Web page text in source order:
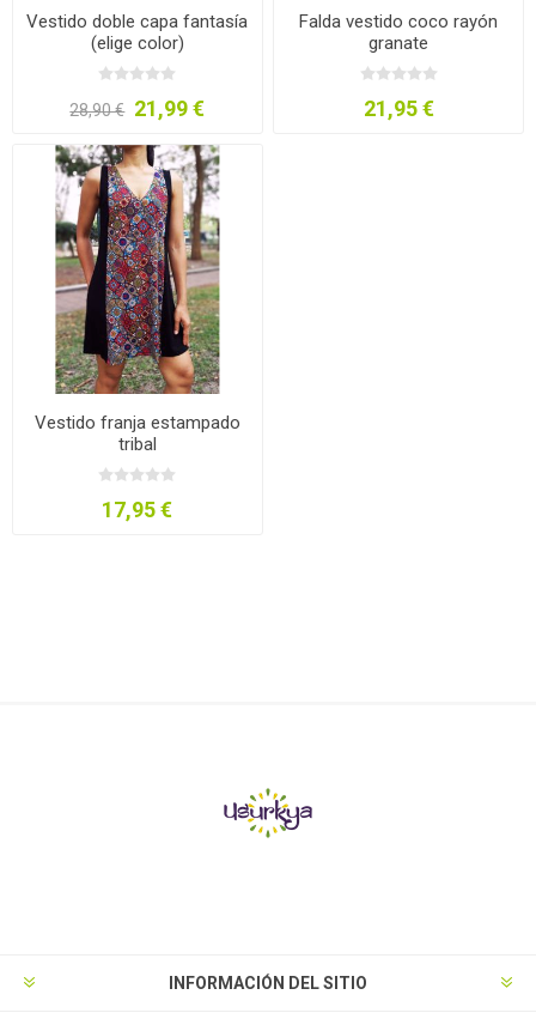
Vestido doble capa fantasía
(elige color)
28,90 € 21,99 €
Falda vestido coco rayón
granate
21,95 €
Vestido franja estampado
tribal
17,95 €
INFORMACIÓN DEL SITIO